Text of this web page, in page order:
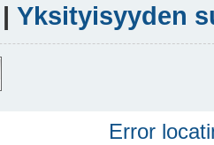
| Yksityisyyden
Error